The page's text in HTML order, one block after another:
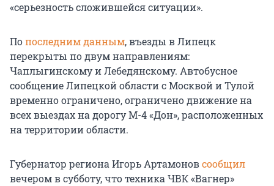
«серьезность сложившейся ситуации».
Попоследним данным, въезды в Липецк
перекрыты по двум направлениям:
Чаплыгинскому и Лебедянскому. Автобусное
сообщение Липецкой области с Москвой и Тулой
временно ограничено, ограничено движение на
всех выездах на дорогу М-4 «Дон», расположенных
на территории области.
Губернатор региона Игорь Артамоновсообщил
вечером в субботу, что техника ЧВК «Вагнер»